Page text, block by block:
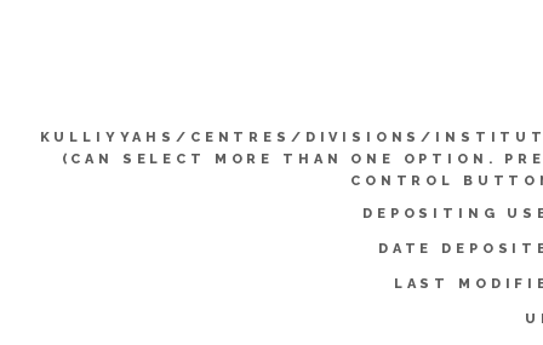
KULLIYYAHS/CENTRES/DIVISIONS/
(CAN SELECT MORE THAN ONE OPTION.
CONTROL
DEPOSITING
DATE
LAST